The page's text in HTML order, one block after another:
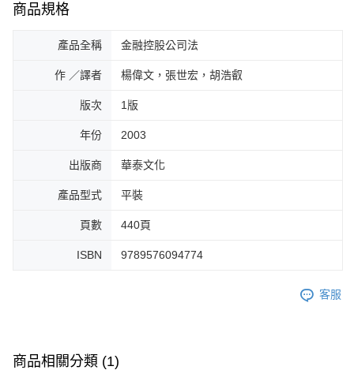
商品規格
產品全稱 金融控股公司法
作 ／譯者 楊偉文，張世宏，胡浩叡
版次 1版
年份 2003
出版商 華泰文化
產品型式 平裝
頁數 440頁
ISBN 9789576094774
客服
商品相關分類 (1)